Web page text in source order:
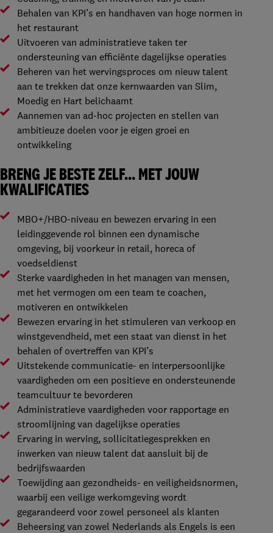
Behalen van KPI’s en handhaven van hoge normen in
het restaurant
Uitvoeren van administratieve taken ter
ondersteuning van efficiënte dagelijkse operaties
Beheren van het wervingsproces om nieuw talent
aan te trekken dat onze kernwaarden van Slim,
Moedig en Hart belichaamt
Aannemen van ad-hoc projecten en stellen van
ambitieuze doelen voor je eigen groei en
ontwikkeling
BRENG JE BESTE ZELF… MET JOUW
KWALIFICATIES
MBO+/HBO-niveau en bewezen ervaring in een
leidinggevende rol binnen een dynamische
omgeving, bij voorkeur in retail, horeca of
voedseldienst
Sterke vaardigheden in het managen van mensen,
met het vermogen om een team te coachen,
motiveren en ontwikkelen
Bewezen ervaring in het stimuleren van verkoop en
winstgevendheid, met een staat van dienst in het
behalen of overtreffen van KPI’s
Uitstekende communicatie- en interpersoonlijke
vaardigheden om een positieve en ondersteunende
teamcultuur te bevorderen
Administratieve vaardigheden voor rapportage en
stroomlijning van dagelijkse operaties
Ervaring in werving, sollicitatiegesprekken en
inwerken van nieuw talent dat aansluit bij de
bedrijfswaarden
Toewijding aan gezondheids- en veiligheidsnormen,
waarbij een veilige werkomgeving wordt
gegarandeerd voor zowel personeel als klanten
Beheersing van zowel Nederlands als Engels is een